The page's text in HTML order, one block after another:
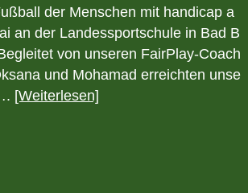
der Menschen mit handicap a
an der Landessportschule in Bad B
von unseren FairPlay-Coach
und Mohamad erreichten unse
[Weiterlesen]